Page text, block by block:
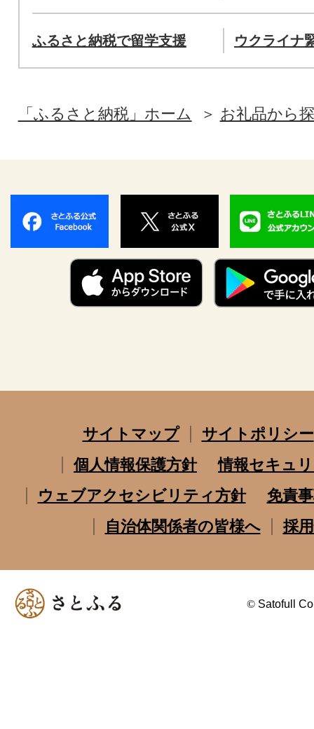
ふるさと納税で留学支援 ウクライナ
「ふるさと納税」ホーム お礼品から
サイトマップ
サイトポリシー
個人情報保護方針
情報セキュ
ウェブアクセシビリティ方針
免責
自治体関係者の皆様へ
採
© Satofull